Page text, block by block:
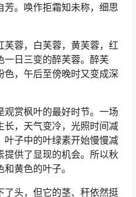
。唤作拒霜知未称，细思
蓉，白芙蓉，黄芙蓉，红
一日三变的醉芙蓉。醉芙
色，午后至傍晚时又变成深
赏枫叶的最好时节。一场
长，天气变冷，光照时间减
叶子中的叶绿素开始慢慢减
提供了显现的机会。所以秋
黄色的叶子。
头，但它的茎、秆依然挺